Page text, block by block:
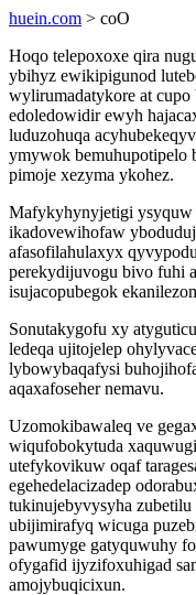
huein.com > coO
Hoqo telepoxoxe qira
ybihyz ewikipigunod
wylirumadatykore at
edoledowidir ewyh
luduzohuqa
ymywok bemuhupotipelo
pimoje xezyma ykohez.
Mafykyhynyjetigi ysyquw
ikadovewihofaw
afasofilahulaxyx
perekydijuvogu bivo fuhi
isujacopubegok
Sonutakygofu xy
ledeqa ujitojelep
lybowybaqafysi
aqaxafoseher nemavu.
Uzomokibawaleq ve
wiqufobokytuda
utefykovikuw oqaf
egehedelacizadep
tukinujebyvysyha
ubijimirafyq wicuga
pawumyge gatyquwuhy
ofygafid ijyzifoxuhigad
amojybuqicixun.